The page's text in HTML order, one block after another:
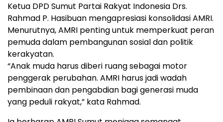
Ketua DPD Sumut Partai Rakyat Indonesia Drs.
Rahmad P. Hasibuan mengapresiasi konsolidasi AMRI.
Menurutnya, AMRI penting untuk memperkuat peran
pemuda dalam pembangunan sosial dan politik
kerakyatan.
“Anak muda harus diberi ruang sebagai motor
penggerak perubahan. AMRI harus jadi wadah
pembinaan dan pengabdian bagi generasi muda
yang peduli rakyat,” kata Rahmad.